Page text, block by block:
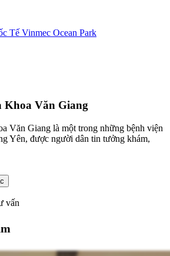
Tế Vinmec Ocean Park
Khoa Văn Giang
Văn Giang là một trong những bệnh viện
Yên, được người dân tin tưởng khám,
vấn